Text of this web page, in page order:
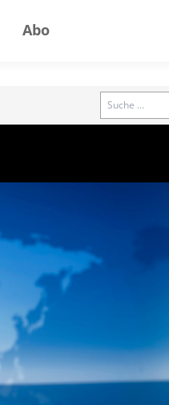
Abo
Search